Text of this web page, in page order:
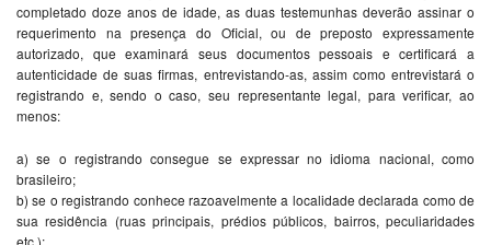
completado doze anos de idade, as duas testemunhas deverão assinar o
requerimento na presença do Oficial, ou de preposto expressamente
autorizado, que examinará seus documentos pessoais e certificará a
autenticidade de suas firmas, entrevistando-as, assim como entrevistará o
registrando e, sendo o caso, seu representante legal, para verificar, ao
menos:
a) se o registrando consegue se expressar no idioma nacional, como
brasileiro;
b) se o registrando conhece razoavelmente a localidade declarada como de
sua residência (ruas principais, prédios públicos, bairros, peculiaridades